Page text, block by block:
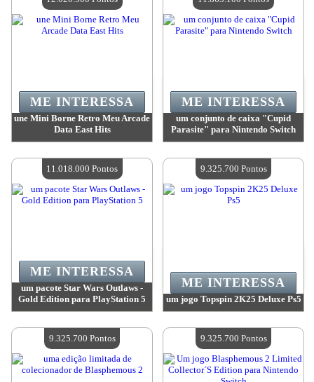
une Mini Borne Retro Meu Arcade
Data East Hits
Quantidade disponível:4
ME INTERESSA
um conjunto de caixa "Cupid
Parasite" para Nintendo Switch
Quantidade disponível:4
ME INTERESSA
um pacote Star Wars Outlaws -
Gold Edition para PlayStation 5
Quantidade disponível:4
ME INTERESSA
11.018.000 Pontos
um jogo Topspin 2K25 Deluxe Ps5
Quantidade disponível:4
ME INTERESSA
9.325.700 Pontos
9.325.700 Pontos 9.325.700 Pontos